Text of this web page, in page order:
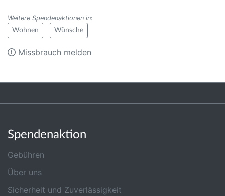
Weitere Spendenaktionen in:
Wohnen Wünsche
Missbrauch melden
Spendenaktion
Gebühren
Über uns
Sicherheit und Zuverlässigkeit